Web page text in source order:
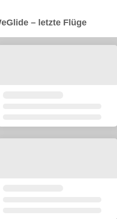
– letzte Flüge